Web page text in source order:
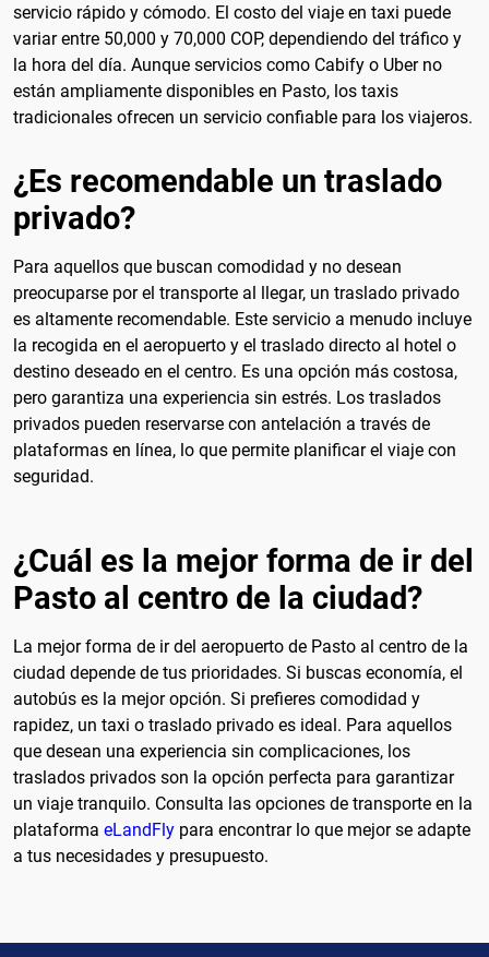
servicio rápido y cómodo. El costo del viaje en taxi puede
variar entre 50,000 y 70,000 COP, dependiendo del tráfico y
la hora del día. Aunque servicios como Cabify o Uber no
están ampliamente disponibles en Pasto, los taxis
tradicionales ofrecen un servicio confiable para los viajeros.
¿Es recomendable un traslado
privado?
Para aquellos que buscan comodidad y no desean
preocuparse por el transporte al llegar, un traslado privado
es altamente recomendable. Este servicio a menudo incluye
la recogida en el aeropuerto y el traslado directo al hotel o
destino deseado en el centro. Es una opción más costosa,
pero garantiza una experiencia sin estrés. Los traslados
privados pueden reservarse con antelación a través de
plataformas en línea, lo que permite planificar el viaje con
seguridad.
¿Cuál es la mejor forma de ir del
Pasto al centro de la ciudad?
La mejor forma de ir del aeropuerto de Pasto al centro de la
ciudad depende de tus prioridades. Si buscas economía, el
autobús es la mejor opción. Si prefieres comodidad y
rapidez, un taxi o traslado privado es ideal. Para aquellos
que desean una experiencia sin complicaciones, los
traslados privados son la opción perfecta para garantizar
un viaje tranquilo. Consulta las opciones de transporte en la
plataforma eLandFly para encontrar lo que mejor se adapte
a tus necesidades y presupuesto.